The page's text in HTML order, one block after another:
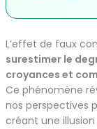
L’effet de faux
surestimer le
croyances et
Ce phénomène
nos perspectives
créant une